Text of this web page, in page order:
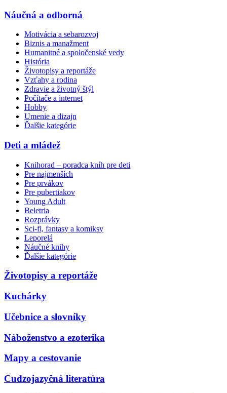
Náučná a odborná
Motivácia a sebarozvoj
Biznis a manažment
Humanitné a spoločenské vedy
História
Životopisy a reportáže
Vzťahy a rodina
Zdravie a životný štýl
Počítače a internet
Hobby
Umenie a dizajn
Ďalšie kategórie
Deti a mládež
Knihorad – poradca kníh pre deti
Pre najmenších
Pre prvákov
Pre pubertiakov
Young Adult
Beletria
Rozprávky
Sci-fi, fantasy a komiksy
Leporelá
Náučné knihy
Ďalšie kategórie
Životopisy a reportáže
Kuchárky
Učebnice a slovníky
Náboženstvo a ezoterika
Mapy a cestovanie
Cudzojazyčná literatúra